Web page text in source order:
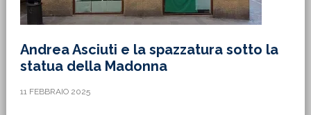
Andrea Asciuti e la spazzatura sotto la
statua della Madonna
11 FEBBRAIO 2025